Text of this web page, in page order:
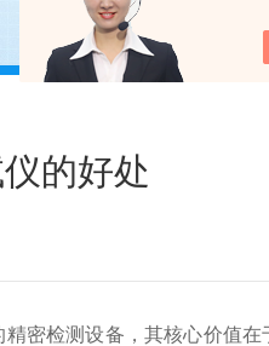
的好处
密检测设备，其核心价值